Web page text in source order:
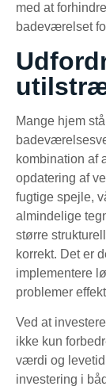
med at
badeværelset
Mange hjem
kombination af
opdatering af
fugtige spejle,
almindelige
større
korrekt. Det er
implementere
problemer
Ved at
ikke kun
værdi og
investering i